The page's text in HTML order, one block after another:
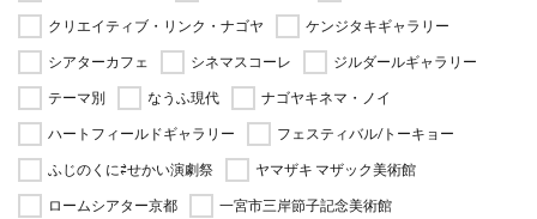
クリエイティブ・リンク・ナゴヤ
ケンジタキギャラリー
シアターカフェ
シネマスコーレ
ジルダールギャラリー
テーマ別
なうふ現代
ナゴヤキネマ・ノイ
ハートフィールドギャラリー
フェスティバル/トーキョー
ふじのくに⇄せかい演劇祭
ヤマザキ マザック美術館
ロームシアター京都
一宮市三岸節子記念美術館